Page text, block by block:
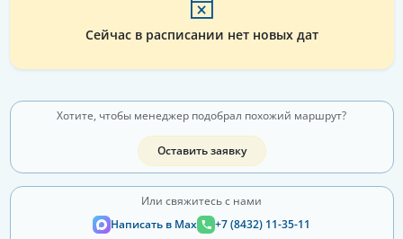
Сейчас в расписании нет новых дат
Хотите, чтобы менеджер подобрал похожий маршрут?
Оставить заявку
Или свяжитесь с нами
Написать в Max
+7 (8432) 11-35-11